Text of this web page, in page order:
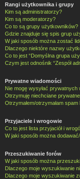
Rangi użytkownika i grupy
Kim są administratorzy?
Kim są moderatorzy?
Co to są grupy użytkowników?
Gdzie znajduje się spis grup
W jaki sposób można zostać
Dlaczego niektóre nazwy
Co to jest “Domyślna grupa
Czym jest odnośnik “Zespół
Prywatne wiadomości
Nie mogę wysyłać prywatnych
Otrzymuję niechciane
Otrzymałem/otrzymałam
Przyjaciele i wrogowie
Co to jest lista przyjaciół i
W jaki sposób można
Przeszukiwanie forów
W jaki sposób można
Dlaczego moje wyszukiwanie
Dlaczego moje wyszukiwanie